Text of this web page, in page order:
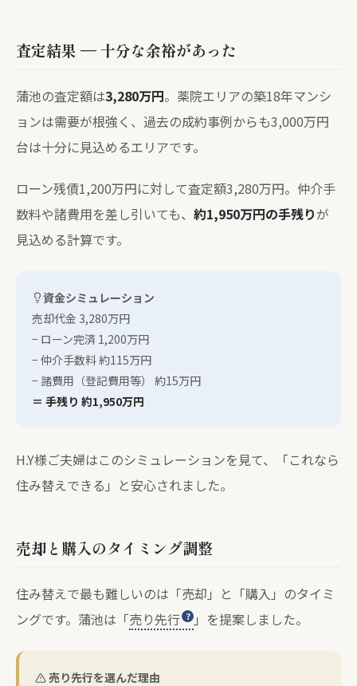
査定結果 — 十分な余裕があった
蒲池の査定額は3,280万円。薬院エリアの築18年マンシ
ョンは需要が根強く、過去の成約事例からも3,000万円
台は十分に見込めるエリアです。
ローン残債1,200万円に対して査定額3,280万円。仲介手
数料や諸費用を差し引いても、 約1,950万円の手残りが
見込める計算です。
資金シミュレーション
売却代金 3,280万円
− ローン完済 1,200万円
− 仲介手数料 約115万円
− 諸費用（登記費用等） 約15万円
＝ 手残り 約1,950万円
H.Y様ご夫婦はこのシミュレーションを見て、「これなら
住み替えできる」と安心されました。
売却と購入のタイミング調整
住み替えで最も難しいのは「売却」と「購入」のタイミ
ングです。蒲池は「売り先行 」を提案しました。
売り先行を選んだ理由